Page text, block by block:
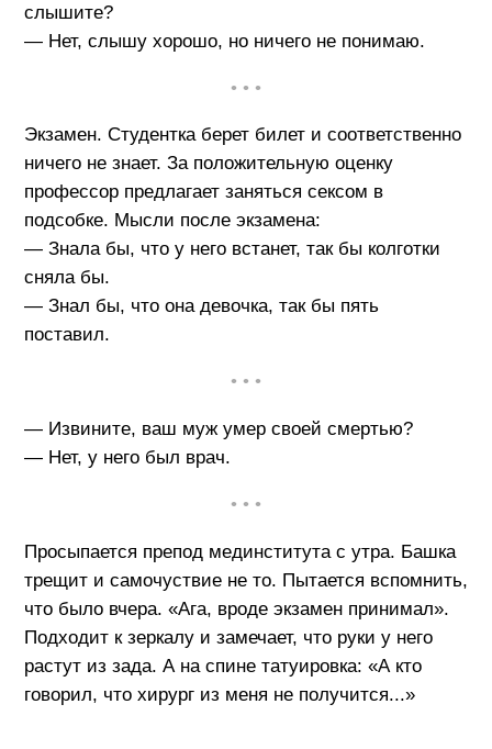
слышите?
— Нет, слышу хорошо, но ничего не понимаю.
• • •
Экзамен. Студентка берет билет и соответственно
ничего не знает. За положительную оценку
профессор предлагает заняться сексом в
подсобке. Мысли после экзамена:
— Знала бы, что у него встанет, так бы колготки
сняла бы.
— Знал бы, что она девочка, так бы пять
поставил.
• • •
— Извините, ваш муж умер своей смертью?
— Нет, у него был врач.
• • •
Просыпается препод мединститута с утра. Башка
трещит и самочуствие не то. Пытается вспомнить,
что было вчера. «Ага, вроде экзамен принимал».
Подходит к зеркалу и замечает, что руки у него
растут из зада. А на спине татуировка: «А кто
говорил, что хирург из меня не получится...»